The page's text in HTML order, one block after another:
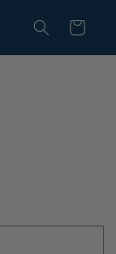
Warenkorb